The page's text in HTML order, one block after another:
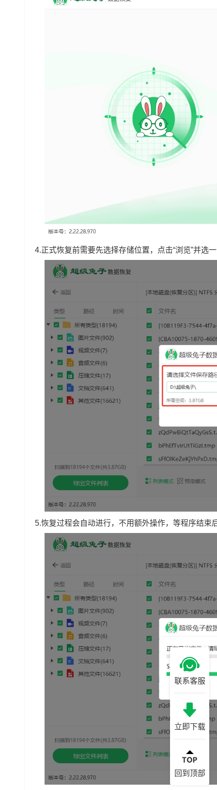
4.正式恢复前需要先选择存储位置，点击“浏览”并选
5.恢复过程会自动进行，不用额外操作，等程序结束
联系客服
立即下载
回到顶部